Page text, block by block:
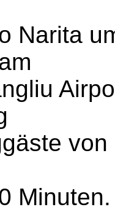
Narita
Minuten.